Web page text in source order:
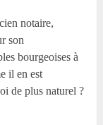
notaire,
son
bourgeoises à
il en est
de plus naturel ?